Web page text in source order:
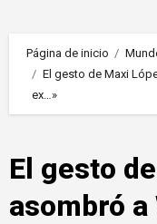
Página de inicio
El gesto de Maxi
ex…»
El gesto
asombró a